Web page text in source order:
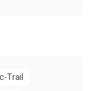
Trail